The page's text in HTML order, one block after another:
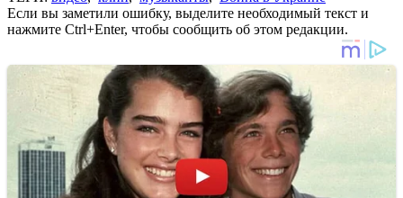
Если вы заметили ошибку, выделите необходимый текст и
нажмите Ctrl+Enter, чтобы сообщить об этом редакции.